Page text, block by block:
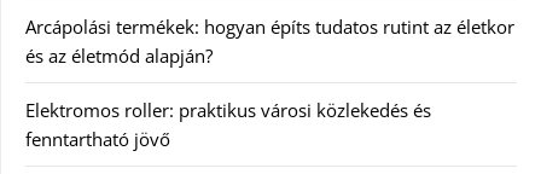
Arcápolási termékek: hogyan építs tudatos rutint az életkor
és az életmód alapján?
Elektromos roller: praktikus városi közlekedés és
fenntartható jövő